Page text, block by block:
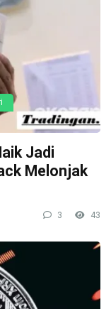
Jadi
Melonjak
3 43